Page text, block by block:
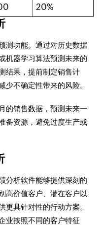
20%
测功能。通过对历史数据
机器学习算法预测未来的
结果，提前制定销售计
少不确定性带来的风险。
的销售数据，预测未来一
备资源，避免过度生产或
分析软件能够提供深刻的
高价值客户、潜在客户以
更具针对性的行动方案。
业按照不同的客户特征